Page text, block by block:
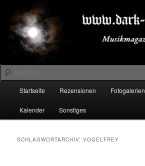
primären
Inhalt
springen
sekundären
Inhalt
springenDARK-FESTIVALS.DE
Suchen
Startseite Rezensionen Fotogalerien
Kalender Sonstiges
SCHLAGWORTARCHIV:VOGELFREY